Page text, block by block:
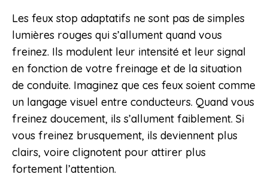
Les feux stop adaptatifs ne sont pas de simples
lumières rouges qui s’allument quand vous
freinez. Ils modulent leur intensité et leur signal
en fonction de votre freinage et de la situation
de conduite. Imaginez que ces feux soient comme
un langage visuel entre conducteurs. Quand vous
freinez doucement, ils s’allument faiblement. Si
vous freinez brusquement, ils deviennent plus
clairs, voire clignotent pour attirer plus
fortement l’attention.